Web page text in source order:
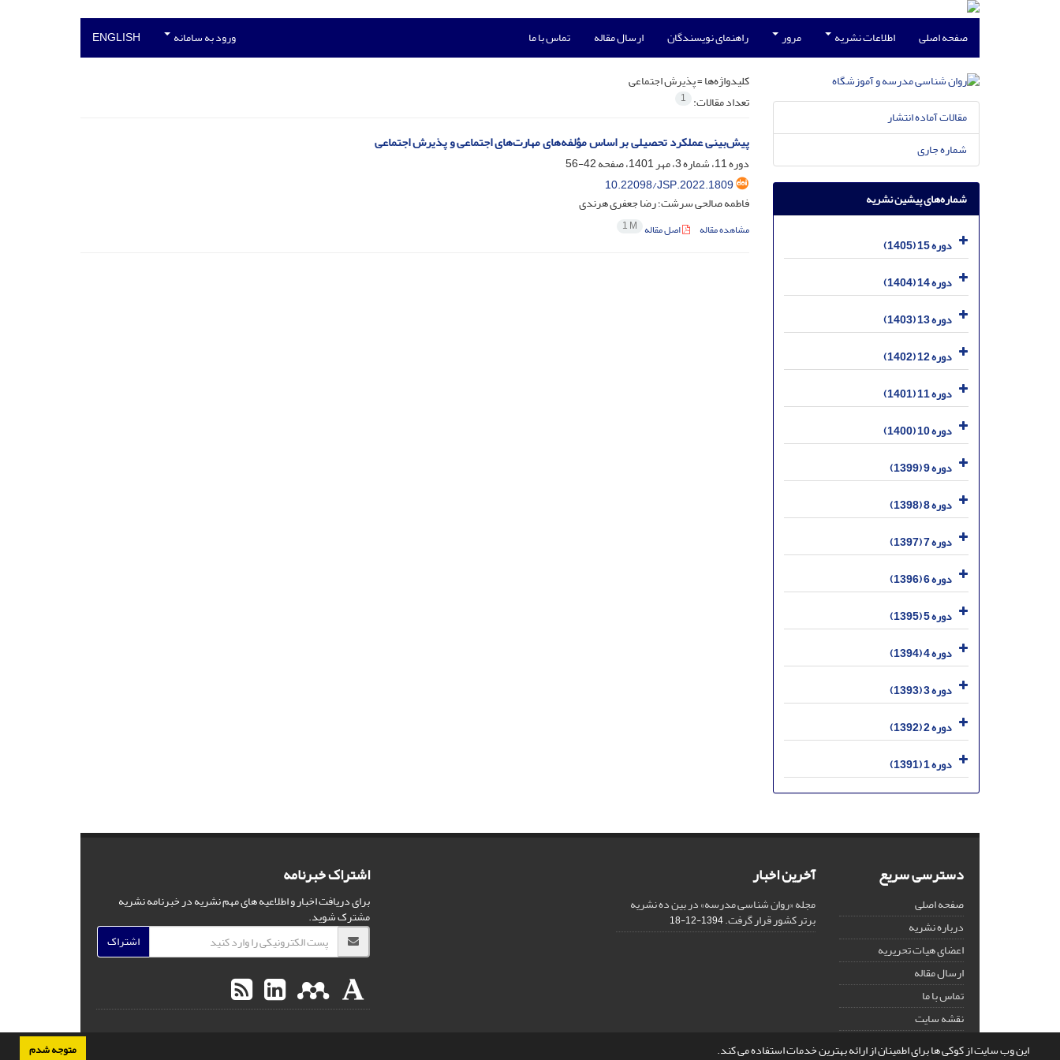
این وب سایت از کوکی ها برای اطمینان از ارائه بهترین خدمات استفاده می کند. متوجه شدم
صفحه اصلی اطلاعات نشریه مرور راهنمای نویسندگان ارسال مقاله تماس با ما ورود به سامانه ENGLISH
کلیدواژه‌ها =پذیرش اجتماعی
تعداد مقالات: 1
پیش‌بینی عملکرد تحصیلی بر اساس مؤلفه‌های مهارت‌های اجتماعی و پذیرش اجتماعی
دوره 11، شماره 3، مهر 1401، صفحه
42-56
10.22098/JSP.2022.1809
فاطمه صالحی سرشت؛ رضا جعفری هرندی
مشاهده مقاله اصل مقاله 1 M
مقالات آماده انتشار
شماره جاری
شماره‌های پیشین نشریه
دوره 15 (1405)
دوره 14 (1404)
دوره 13 (1403)
دوره 12 (1402)
دوره 11 (1401)
دوره 10 (1400)
دوره 9 (1399)
دوره 8 (1398)
دوره 7 (1397)
دوره 6 (1396)
دوره 5 (1395)
دوره 4 (1394)
دوره 3 (1393)
دوره 2 (1392)
دوره 1 (1391)
دسترسی سریع
صفحه اصلی
درباره نشریه
اعضای هیات تحریریه
ارسال مقاله
تماس با ما
نقشه سایت
آخرین اخبار
مجله «روان شناسی مدرسه» در بین ده نشریه
برتر کشور قرار گرفت.1394-12-18
اشتراک خبرنامه
برای دریافت اخبار و اطلاعیه های مهم نشریه در خبرنامه نشریه
مشترک شوید.
اشتراک